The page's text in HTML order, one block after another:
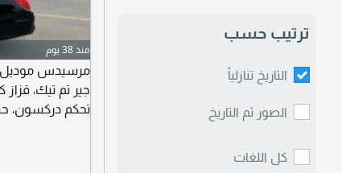
ترتيب حسب
التاريخ تنازلياً
الصور ثم التاريخ
كل اللغات
منذ 38 يوم
جير تم تيك،
تحكم دركسون،